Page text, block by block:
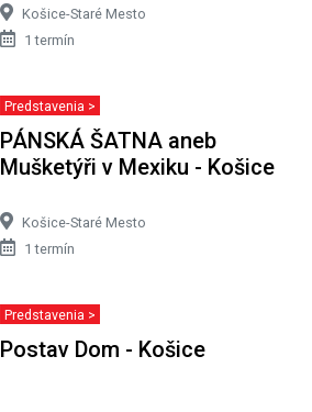
Košice-Staré Mesto
1 termín
Predstavenia >
PÁNSKÁ ŠATNA aneb
Mušketýři v Mexiku - Košice
Košice-Staré Mesto
1 termín
Predstavenia >
Postav Dom - Košice